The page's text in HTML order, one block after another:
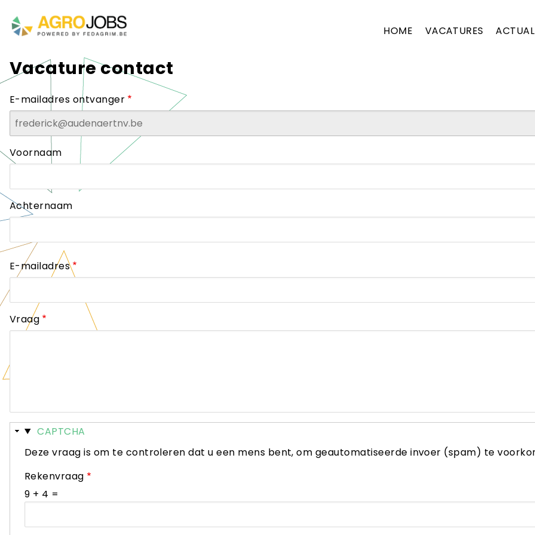
to
main
HOME VACATURES
Vacature contact
E-mailadres ontvanger
Naam
Voornaam
Achternaam
E-mailadres
Vraag
Verbergen
CAPTCHA
Deze vraag is om te controleren dat u een mens bent, om geautomatiseerde invoer (spam) te
Rekenvraag
9 + 4 =